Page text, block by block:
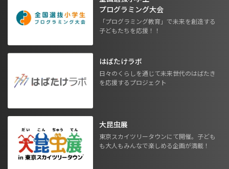
プログラミング大会
「プログラミング教育」で未来を創造する
子どもたちを応援！！
はばたけラボ
日々のくらしを通じて未来世代のはばたき
を応援するプロジェクト
大昆虫展
東京スカイツリータウンにて開催。子ども
も大人もみんなで楽しめる企画が満載！